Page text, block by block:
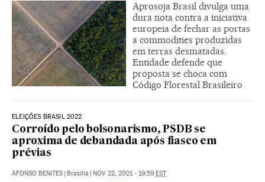
Aprosoja Brasil divulga uma
dura nota contra a iniciativa
europeia de fechar as portas
a commodities produzidas
em terras desmatadas.
Entidade defende que
proposta se choca com
Código Florestal Brasileiro
ELEIÇÕES BRASIL 2022
Corroído pelo bolsonarismo, PSDB se
aproxima de debandada após fiasco em
prévias
AFONSO BENITES | Brasília | NOV 22, 2021 - 19:59 EST